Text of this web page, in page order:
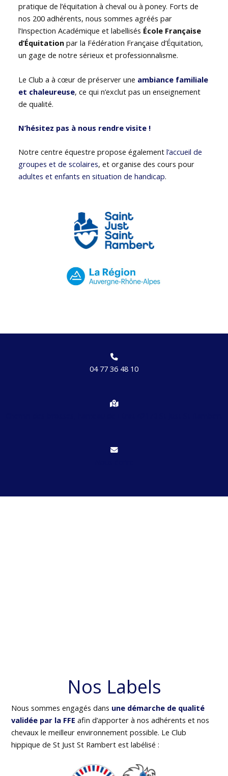
pratique de l’équitation à cheval ou à poney. Forts de
nos 200 adhérents, nous sommes agréés par
l’Inspection Académique et labellisés École Française
d’Équitation par la Fédération Française d’Équitation,
un gage de notre sérieux et professionnalisme.
Le Club a à cœur de préserver une ambiance familiale
et chaleureuse, ce qui n’exclut pas un enseignement
de qualité.
N’hésitez pas à nous rendre visite !
Notre centre équestre propose égalementl’accueil de
groupes et de scolaires, et organise des cours pour
adultes et enfants en situation de handicap.
04 77 36 48 10
Nos Labels
Nous sommes engagés dans une démarche de qualité
validée par la FFE afin d’apporter à nos adhérents et nos
chevaux le meilleur environnement possible. Le Club
hippique de St Just St Rambert est labélisé :